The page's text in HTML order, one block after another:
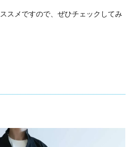
スメですので、ぜひチェックしてみ